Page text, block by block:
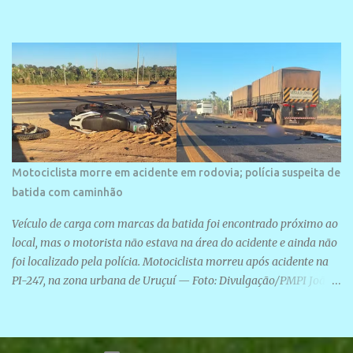
Motociclista morre em acidente em rodovia; polícia suspeita de
batida com caminhão
Veículo de carga com marcas da batida foi encontrado próximo ao
local, mas o motorista não estava na área do acidente e ainda não
foi localizado pela polícia. Motociclista morreu após acidente na
PI-247, na zona urbana de Uruçuí — Foto: Divulgação/PMPI João
A Polícia Militar informou que um caminhão com marcas de